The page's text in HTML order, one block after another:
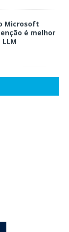
Microsoft
é melhor